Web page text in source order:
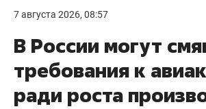
7 августа 2026, 08:57
В России могут
требования к
ради роста